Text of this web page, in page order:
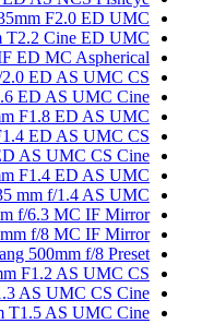
F2.0 ED UMC
T2.2 Cine ED UMC
ED MC Aspherical
2.0 ED AS UMC CS
ED AS UMC Cine
F1.8 ED AS UMC
ED AS UMC CS
AS UMC CS Cine
F1.4 ED AS UMC
mm f/1.4 AS UMC
f/6.3 MC IF Mirror
f/8 MC IF Mirror
500mm f/8 Preset
F1.2 AS UMC CS
AS UMC CS Cine
T1.5 AS UMC Cine